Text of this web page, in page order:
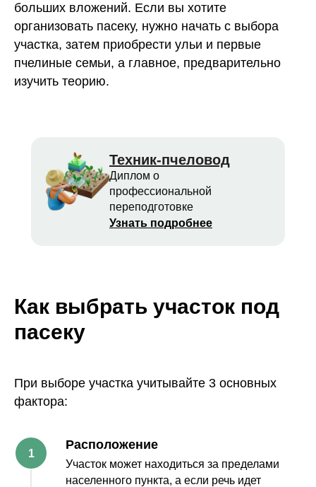
больших вложений. Если вы хотите
организовать пасеку, нужно начать с выбора
участка, затем приобрести ульи и первые
пчелиные семьи, а главное, предварительно
изучить теорию.
Техник-пчеловод
Диплом о
профессиональной
переподготовке
Узнать подробнее
Как выбрать участок под
пасеку
При выборе участка учитывайте 3 основных
фактора:
Расположение
Участок может находиться за пределами
населенного пункта, а если речь идет